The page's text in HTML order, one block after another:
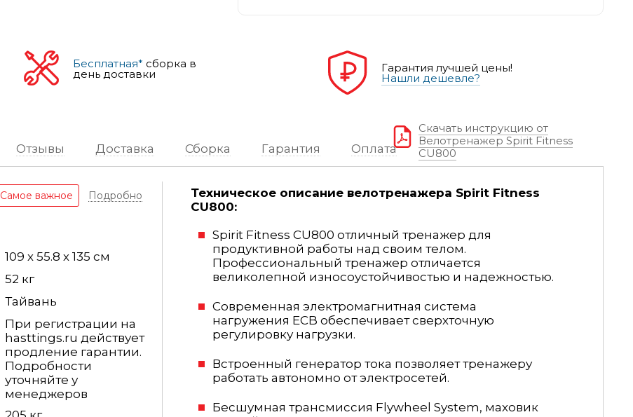
Бесплатная* сборка в
день доставки Гарантия лучшей цены!
Нашли дешевле?
Отзывы Доставка Сборка Гарантия Оплата
Скачать инструкцию от
Велотренажер Spirit Fitness
CU800
Самое важное Подробно
109 х 55.8 х 135 см
52 кг
Тайвань
При регистрации на
hasttings.ru действует
продление гарантии.
Подробности
уточняйте у
менеджеров
Техническое описание велотренажера Spirit Fitness
CU800:
Spirit Fitness CU800 отличный тренажер для
продуктивной работы над своим телом.
Профессиональный тренажер отличается
великолепной износоустойчивостью и надежностью.
Современная электромагнитная система
нагружения ECB обеспечивает сверхточную
регулировку нагрузки.
Встроенный генератор тока позволяет тренажеру
работать автономно от электросетей.
Бесшумная трансмиссия Flywheel System, маховик